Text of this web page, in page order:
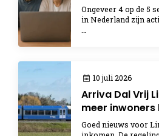
Ongeveer 4 op de 5
in Nederland zijn
10 juli 2026
Arriva Dal Vrij
meer
Goed nieuws voor